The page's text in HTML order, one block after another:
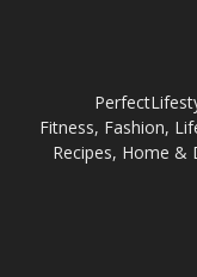
Fitness, Fashion,
Recipes, Home &